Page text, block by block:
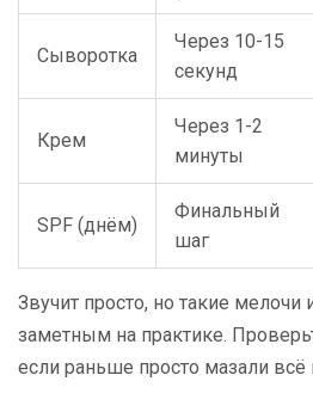
Сыворотка
Через 10-15
секунд
Крем
Через 1-2
минуты
SPF (днём)
Финальный
шаг
Звучит просто, но такие мелочи
заметным на практике.
если раньше просто мазали всё